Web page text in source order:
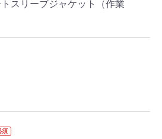
スリーブジャケット（作業
須